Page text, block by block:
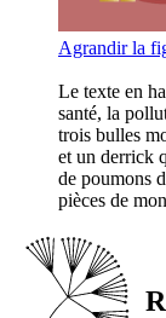
Agrandirla
Le texte en
santé, la
trois bulles
et un derrick
de poumons
pièces de